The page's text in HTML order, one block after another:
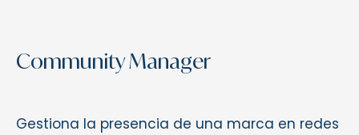
Community Manager
Gestiona la presencia de una marca en redes